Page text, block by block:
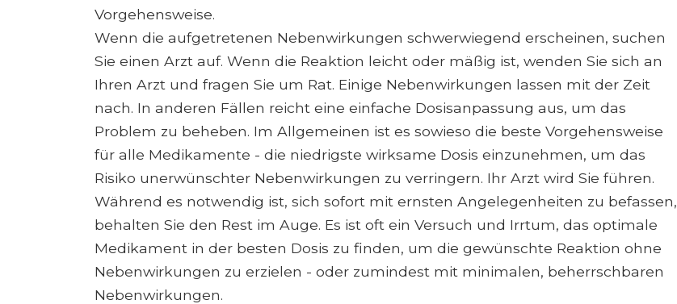
Vorgehensweise.
Wenn die aufgetretenen Nebenwirkungen schwerwiegend erscheinen, suchen
Sie einen Arzt auf. Wenn die Reaktion leicht oder mäßig ist, wenden Sie sich an
Ihren Arzt und fragen Sie um Rat. Einige Nebenwirkungen lassen mit der Zeit
nach. In anderen Fällen reicht eine einfache Dosisanpassung aus, um das
Problem zu beheben. Im Allgemeinen ist es sowieso die beste Vorgehensweise
für alle Medikamente - die niedrigste wirksame Dosis einzunehmen, um das
Risiko unerwünschter Nebenwirkungen zu verringern. Ihr Arzt wird Sie führen.
Während es notwendig ist, sich sofort mit ernsten Angelegenheiten zu befassen,
behalten Sie den Rest im Auge. Es ist oft ein Versuch und Irrtum, das optimale
Medikament in der besten Dosis zu finden, um die gewünschte Reaktion ohne
Nebenwirkungen zu erzielen - oder zumindest mit minimalen, beherrschbaren
Nebenwirkungen.